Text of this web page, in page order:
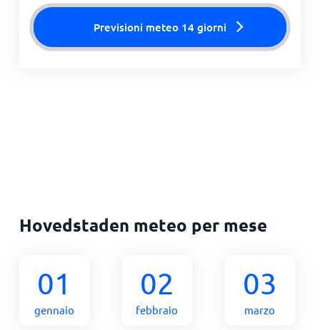
Previsioni meteo 14 giorni
Hovedstaden meteo per mese
01
gennaio
02
febbraio
03
marzo